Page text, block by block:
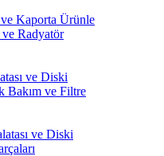
Kaporta Ürünle
Radyatör
ve Diski
Bakım ve Filtre
ve Diski